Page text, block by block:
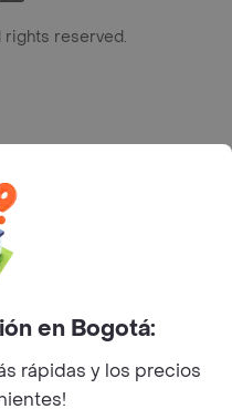
rights reserved.
en Bogotá:
rápidas y los precios